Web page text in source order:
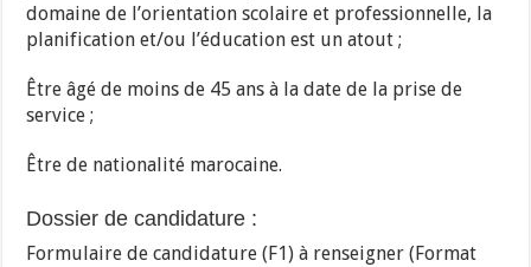
domaine de l’orientation scolaire et professionnelle, la
planification et/ou l’éducation est un atout ;
Être âgé de moins de 45 ans à la date de la prise de
service ;
Être de nationalité marocaine.
Dossier de candidature :
Formulaire de candidature (F1) à renseigner (Format